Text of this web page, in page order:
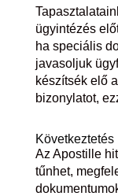
ügyintézés
ha speciális
javasoljuk
készítsék elő
bizonylatot,
Következtetés
Az Apostille
tűnhet,